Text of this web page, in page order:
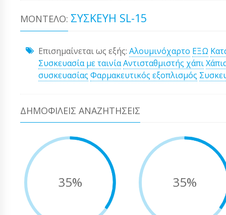
ΜΟΝΤΈΛΟ: ΣΥΣΚΕΥΉ SL-15
Επισημαίνεται ως εξής: Αλουμινόχαρτο ΕΞΩ
Συσκευασία με ταινίαΑντισταθμιστής χάπι
συσκευασίας Φαρμακευτικός εξοπλισμός
ΔΗΜΟΦΙΛΕΊΣ ΑΝΑΖΗΤΉΣΕΙΣ
35% 35%